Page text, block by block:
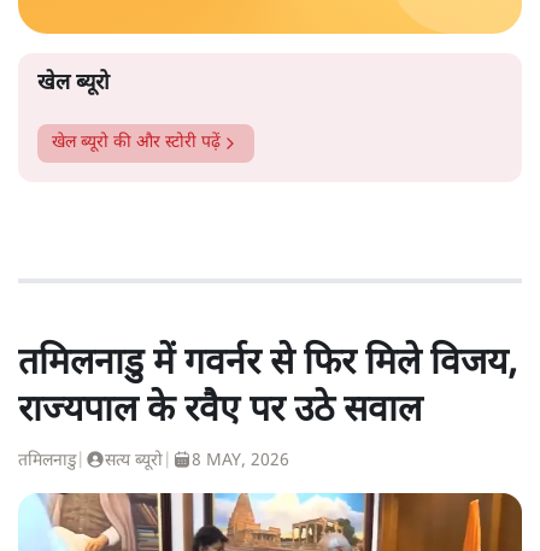
खेल ब्यूरो
खेल ब्यूरो की और स्टोरी पढ़ें
तमिलनाडु में गवर्नर से फिर मिले विजय,
राज्यपाल के रवैए पर उठे सवाल
तमिलनाडु| सत्य ब्यूरो 8 MAY, 2026